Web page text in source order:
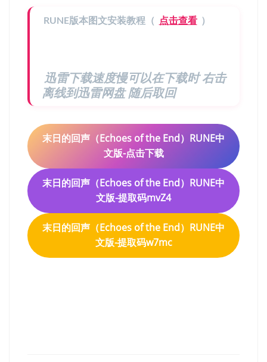
RUNE版本图文安装教程（ 点击查看 ）
迅雷下载速度慢可以在下载时 右击
离线到迅雷网盘 随后取回
末日的回声（Echoes of the End）RUNE中
文版-点击下载
末日的回声（Echoes of the End）RUNE中
文版-提取码mvZ4
末日的回声（Echoes of the End）RUNE中
文版-提取码w7mc